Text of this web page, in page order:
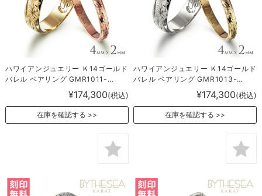
ハワイアンジュエリー Ｋ14ゴールド
バレル ペアリング GMR1011-
¥174,300(税込)
在庫を確認する
ハワイアンジュエリー Ｋ14ゴールド
バレル ペアリング GMR1013-
¥174,300(税込)
在庫を確認する